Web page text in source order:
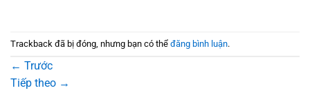
Trackback đã bị đóng, nhưng bạn có thể đăng bình luận.
← Trước
Tiếp theo →